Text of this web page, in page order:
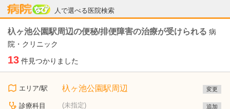
人で選べる医院検索
病院なび
杁ヶ池公園駅周辺の便秘/排便障害の治療が受けられる 病
院・クリニック
13 件見つかりました
エリア/駅 杁ヶ池公園駅周辺 変更
診療科目 (未指定) 追加